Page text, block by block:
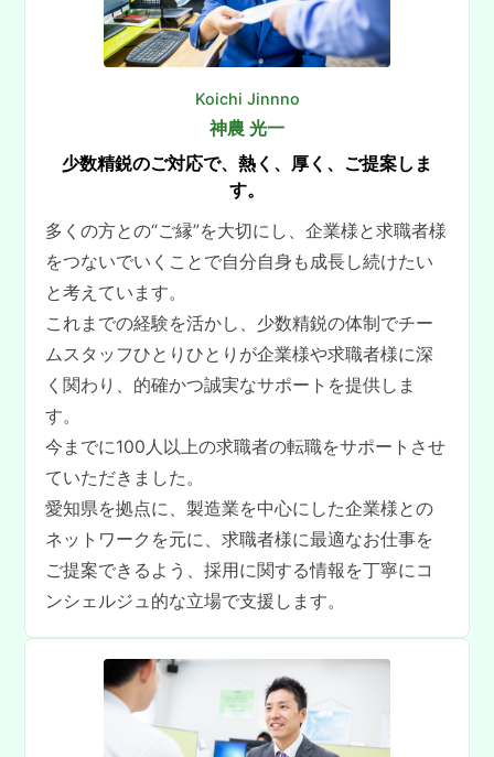
Koichi Jinnno
神農 光一
少数精鋭のご対応で、熱く、厚く、ご提案しま
す。
多くの方との“ご縁”を大切にし、企業様と求職者様
をつないでいくことで自分自身も成長し続けたい
と考えています。
これまでの経験を活かし、少数精鋭の体制でチー
ムスタッフひとりひとりが企業様や求職者様に深
く関わり、的確かつ誠実なサポートを提供しま
す。
今までに100人以上の求職者の転職をサポートさせ
ていただきました。
愛知県を拠点に、製造業を中心にした企業様との
ネットワークを元に、求職者様に最適なお仕事を
ご提案できるよう、採用に関する情報を丁寧にコ
ンシェルジュ的な立場で支援します。